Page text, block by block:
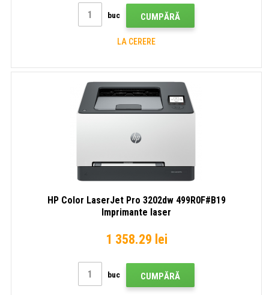
buc CUMPĂRĂ
LA CERERE
HP Color LaserJet Pro 3202dw 499R0F#B19
Imprimante laser
1 358.29 lei
buc CUMPĂRĂ